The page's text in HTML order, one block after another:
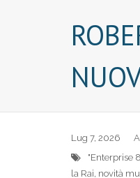
Lug 7, 2026
"Enterprise
la Rai, novità